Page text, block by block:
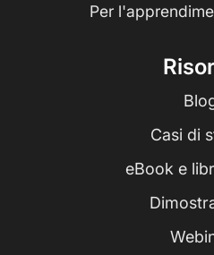
Per
Casi di
eBook e